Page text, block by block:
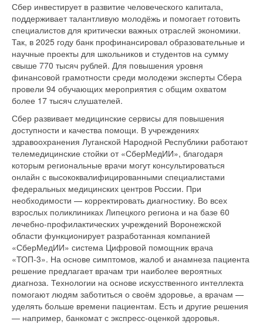
Сбер инвестирует в развитие человеческого капитала,
поддерживает талантливую молодёжь и помогает готовить
специалистов для критически важных отраслей экономики.
Так, в 2025 году банк профинансировал образовательные и
научные проекты для школьников и студентов на сумму
свыше 770 тысяч рублей. Для повышения уровня
финансовой грамотности среди молодежи эксперты Сбера
провели 94 обучающих мероприятия с общим охватом
более 17 тысяч слушателей.
Сбер развивает медицинские сервисы для повышения
доступности и качества помощи. В учреждениях
здравоохранения Луганской Народной Республики работают
телемедицинские стойки от «СберМедИИ», благодаря
которым региональные врачи могут консультироваться
онлайн с высококвалифицированными специалистами
федеральных медицинских центров России. При
необходимости — корректировать диагностику. Во всех
взрослых поликлиниках Липецкого региона и на базе 60
лечебно-профилактических учреждений Воронежской
области функционирует разработанная компанией
«СберМедИИ» система Цифровой помощник врача
«ТОП-3». На основе симптомов, жалоб и анамнеза пациента
решение предлагает врачам три наиболее вероятных
диагноза. Технологии на основе искусственного интеллекта
помогают людям заботиться о своём здоровье, а врачам —
уделять больше времени пациентам. Есть и другие решения
— например, банкомат с экспресс-оценкой здоровья.